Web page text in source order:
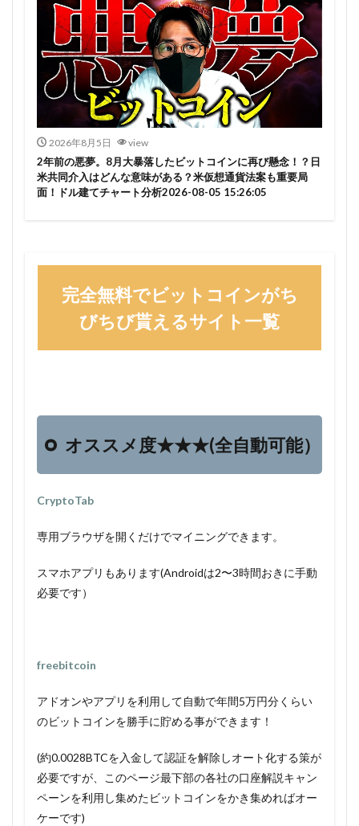
2026年8月5日 view
2年前の悪夢。8月大暴落したビットコインに再び懸念！？日
米共同介入はどんな意味がある？米仮想通貨法案も重要局
面！ドル建てチャート分析2026-08-05 15:26:05
完全無料でビットコインがち
びちび貰えるサイト一覧
オススメ度★★★(全自動可能）
CryptoTab
専用ブラウザを開くだけでマイニングできます。
スマホアプリもあります(Androidは2〜3時間おきに手動
必要です）
freebitcoin
アドオンやアプリを利用して自動で年間5万円分くらい
のビットコインを勝手に貯める事ができます！
(約0.0028BTCを入金して認証を解除しオート化する策が
必要ですが、このページ最下部の各社の口座解説キャン
ペーンを利用し集めたビットコインをかき集めればオー
ケーです)